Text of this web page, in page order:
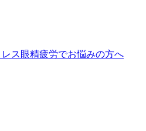
ス眼精疲労でお悩みの方へ